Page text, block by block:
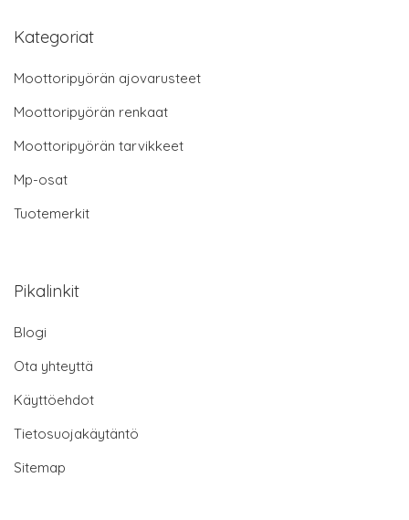
Kategoriat
Moottoripyörän ajovarusteet
Moottoripyörän renkaat
Moottoripyörän tarvikkeet
Mp-osat
Tuotemerkit
Pikalinkit
Blogi
Ota yhteyttä
Käyttöehdot
Tietosuojakäytäntö
Sitemap